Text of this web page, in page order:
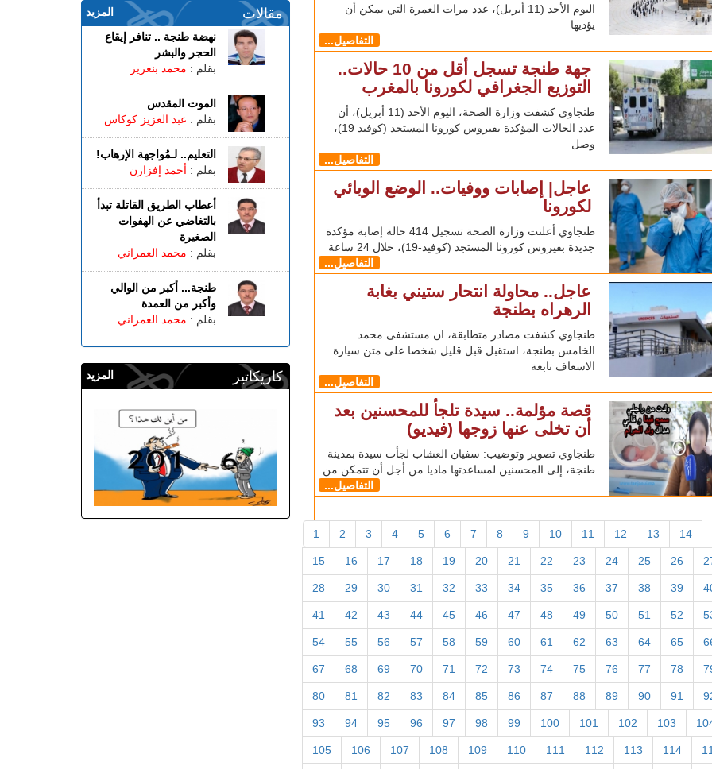
اليوم الأحد (11 أبريل)، عدد مرات العمرة التي يمكن أن
يؤديها
التفاصيل...
جهة طنجة تسجل أقل من 10 حالات..
التوزيع الجغرافي لكورونا بالمغرب
طنجاوي كشفت وزارة الصحة، اليوم الأحد (11 أبريل)، أن
عدد الحالات المؤكدة بفيروس كورونا المستجد (كوفيد 19)،
وصل
التفاصيل...
عاجل| إصابات ووفيات.. الوضع الوبائي
لكورونا
طنجاوي أعلنت وزارة الصحة تسجيل 414 حالة إصابة مؤكدة
جديدة بفيروس كورونا المستجد (كوفيد-19)، خلال 24 ساعة
التفاصيل...
عاجل.. محاولة انتحار ستيني بغابة
الرهراه بطنجة
طنجاوي كشفت مصادر متطابقة، ان مستشفى محمد
الخامس بطنجة، استقبل قبل قليل شخصا على متن سيارة
الاسعاف تابعة
التفاصيل...
قصة مؤلمة.. سيدة تلجأ للمحسنين بعد
أن تخلى عنها زوجها (فيديو)
طنجاوي تصوير وتوضيب: سفيان العشاب لجأت سيدة بمدينة
طنجة، إلى المحسنين لمساعدتها ماديا من أجل أن تتمكن من
التفاصيل...
1 2 3 4 5 6 7 8 9 10 11 12 13 14
15 16 17 18 19 20 21 22 23 24 25 26
28 29 30 31 32 33 34 35 36 37 38 39
41 42 43 44 45 46 47 48 49 50 51 52
54 55 56 57 58 59 60 61 62 63 64 65
67 68 69 70 71 72 73 74 75 76 77 78
80 81 82 83 84 85 86 87 88 89 90 91
93 94 95 96 97 98 99 100 101 102 103
105 106 107 108 109 110 111 112 113 114
المزيد مقالات
نهضة طنجة .. تنافر إيقاع
الحجر والبشر
بقلم : محمد بنعزيز
الموت المقدس
بقلم : عبد العزيز كوكاس
التعليم.. لـمُواجهة الإرهاب!
بقلم : أحمد إفزارن
أعطاب الطريق القاتلة تبدأ
بالتغاضي عن الهفوات
الصغيرة
بقلم : محمد العمراني
طنجة... أكبر من الوالي
وأكبر من العمدة
بقلم : محمد العمراني
المزيد كاريكاتير